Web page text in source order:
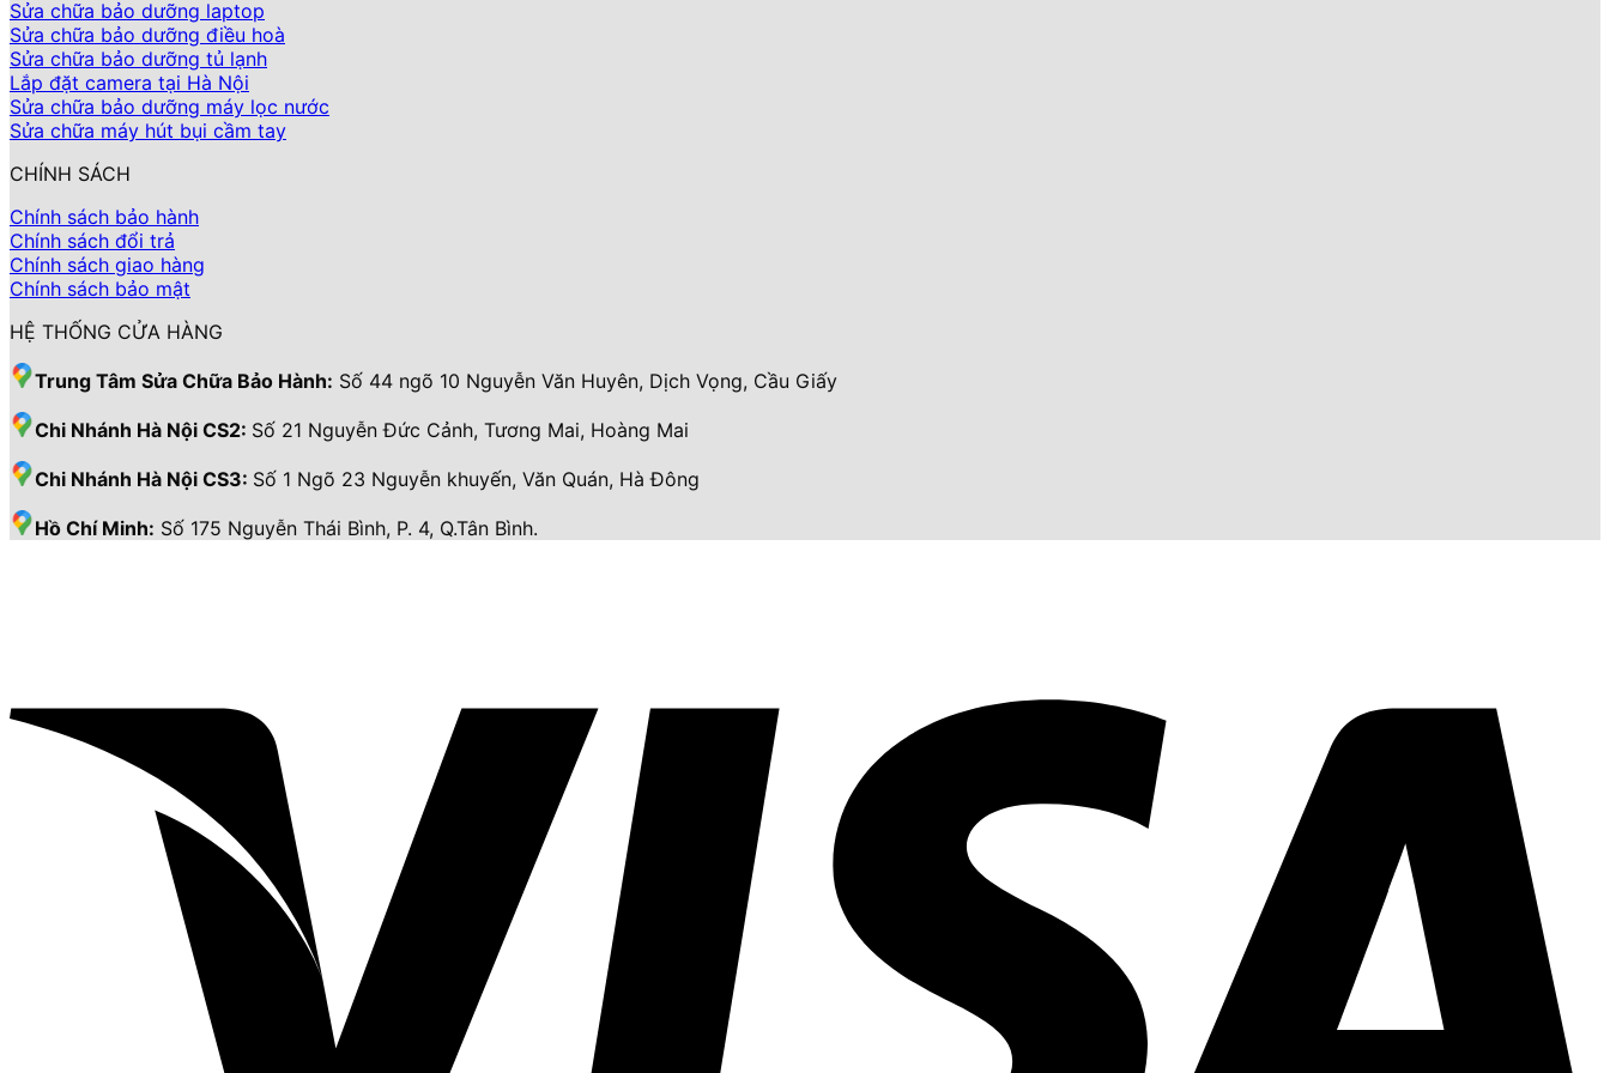
Sửa chữa bảo dưỡng laptop
Sửa chữa bảo dưỡng điều hoà
Sửa chữa bảo dưỡng tủ lạnh
Lắp đặt camera tại Hà Nội
Sửa chữa bảo dưỡng máy lọc nước
Sửa chữa máy hút bụi cầm tay
CHÍNH SÁCH
Chính sách bảo hành
Chính sách đổi trả
Chính sách giao hàng
Chính sách bảo mật
HỆ THỐNG CỬA HÀNG
Trung Tâm Sửa Chữa Bảo Hành: Số 44 ngõ 10 Nguyễn Văn Huyên, Dịch Vọng, Cầu Giấy
Chi Nhánh Hà Nội CS2: Số 21 Nguyễn Đức Cảnh, Tương Mai, Hoàng Mai
Chi Nhánh Hà Nội CS3: Số 1 Ngõ 23 Nguyễn khuyến, Văn Quán, Hà Đông
Hồ Chí Minh: Số 175 Nguyễn Thái Bình, P. 4, Q.Tân Bình.